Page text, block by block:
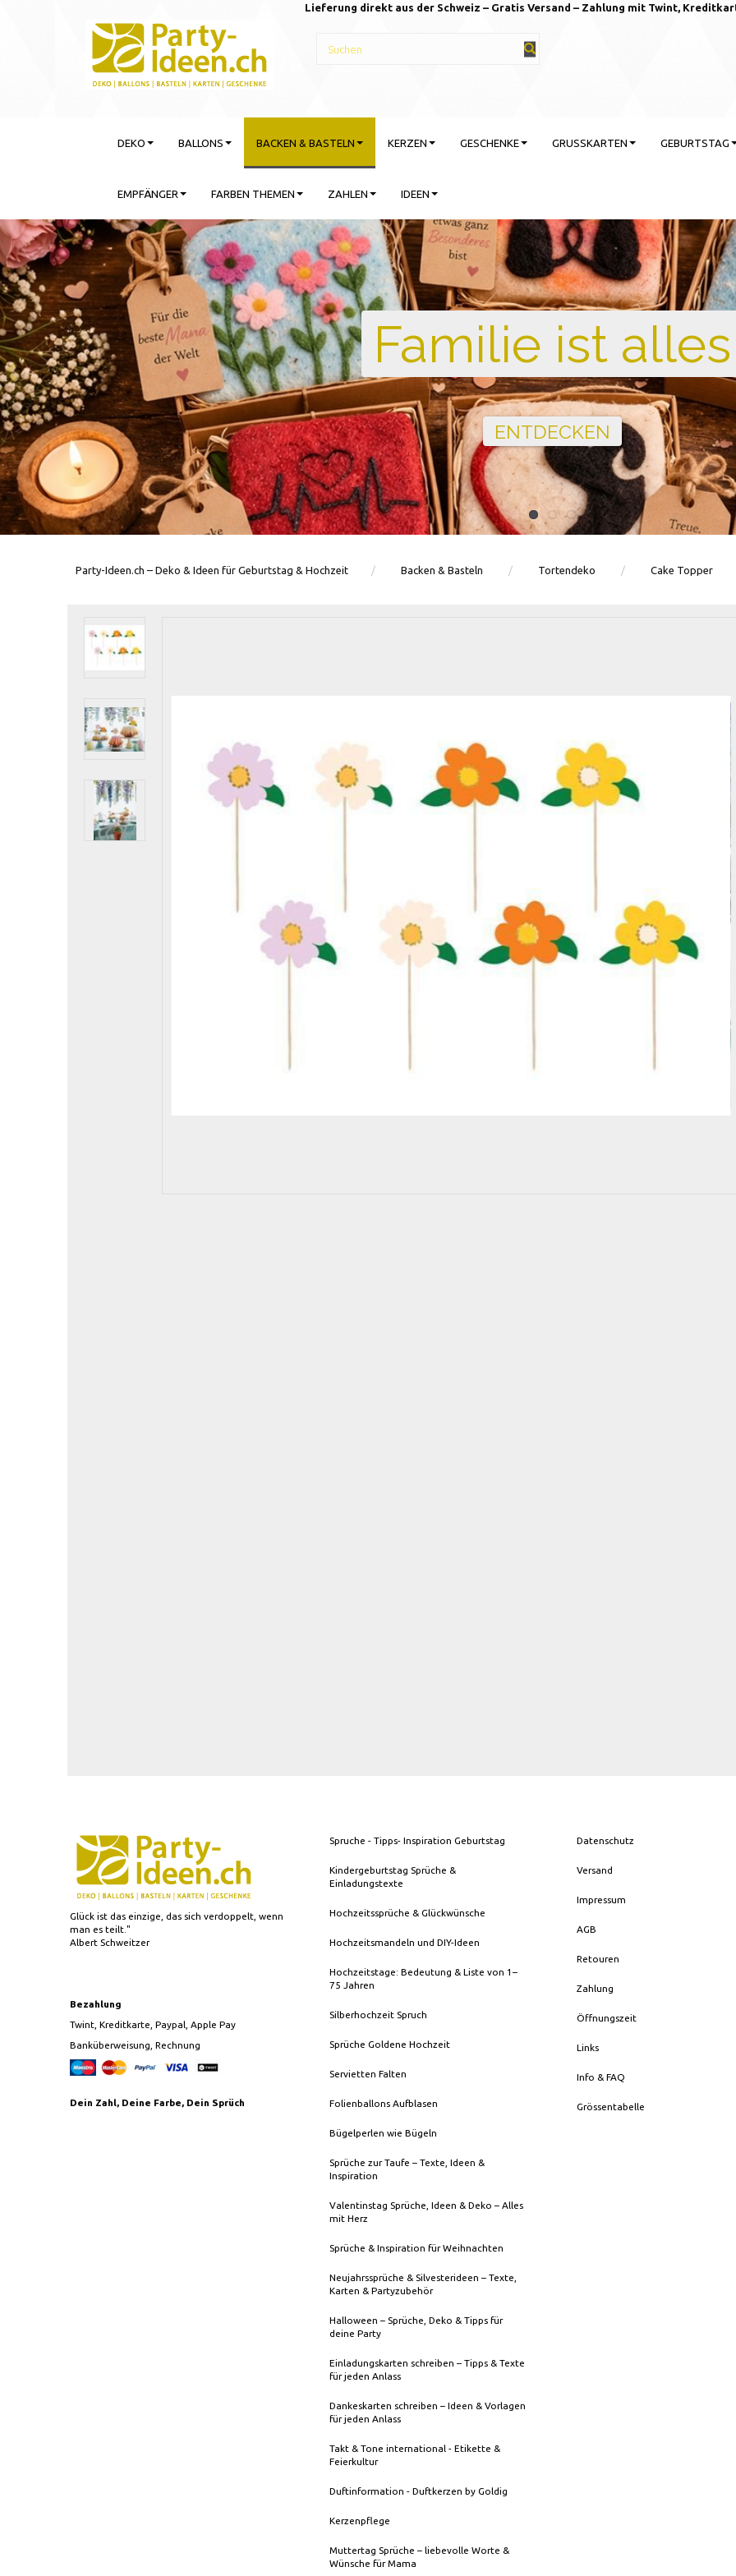
Lieferung direkt aus der Schweiz – Gratis Versand – Zahlung mit Twint,
DEKO BALLONS BACKEN & BASTELN KERZEN GESCHENKE GRUSSKARTEN GEBURTSTAG
EMPFÄNGER FARBEN THEMEN ZAHLEN IDEEN
Geburtstag feiern
Ballons · Tischdeko · Karten · Zahlen
GEBURTSTAGSDEKO ENTDECKEN
Party-Ideen.ch – Deko & Ideen für Geburtstag & Hochzeit Backen & Basteln Tortendeko Cake Topper
Glück ist das einzige, das sich verdoppelt, wenn
man es teilt."
Albert Schweitzer
Bezahlung
Twint, Kreditkarte, Paypal, Apple Pay
Banküberweisung, Rechnung
Dein Zahl, Deine Farbe, Dein Sprüch
Spruche - Tipps- Inspiration Geburtstag
Kindergeburtstag Sprüche &
Einladungstexte
Hochzeitssprüche & Glückwünsche
Hochzeitsmandeln und DIY-Ideen
Hochzeitstage: Bedeutung & Liste von 1–
75 Jahren
Silberhochzeit Spruch
Sprüche Goldene Hochzeit
Servietten Falten
Folienballons Aufblasen
Bügelperlen wie Bügeln
Sprüche zur Taufe – Texte, Ideen &
Inspiration
Valentinstag Sprüche, Ideen & Deko – Alles
mit Herz
Sprüche & Inspiration für Weihnachten
Neujahrssprüche & Silvesterideen – Texte,
Karten & Partyzubehör
Halloween – Sprüche, Deko & Tipps für
deine Party
Einladungskarten schreiben – Tipps & Texte
für jeden Anlass
Dankeskarten schreiben – Ideen & Vorlagen
für jeden Anlass
Takt & Tone international - Etikette &
Feierkultur
Duftinformation - Duftkerzen by Goldig
Kerzenpflege
Muttertag Sprüche – liebevolle Worte &
Wünsche für Mama
Datenschutz
Versand
Impressum
AGB
Retouren
Zahlung
Öffnungszeit
Links
Info & FAQ
Grössentabelle